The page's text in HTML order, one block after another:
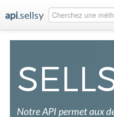
api.sellsy
Notre API permet aux